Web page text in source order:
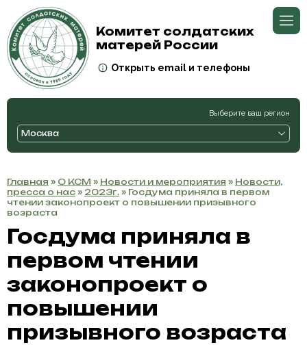
Комитет солдатских
матерей России
Открыть email и телефоны
Выберите ваш регион
Москва
Главная » О КСМ » Новости и мероприятия » Новости,
пресса о нас » 2023г. » Госдума приняла в первом
чтении законопроект о повышении призывного
возраста
Госдума приняла в
первом чтении
законопроект о
повышении
призывного возраста